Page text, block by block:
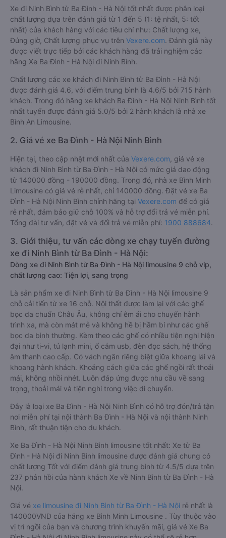
Xe đi Ninh Bình từ Ba Đình - Hà Nội tốt nhất được phân loại
chất lượng dựa trên đánh giá từ 1 đến 5 (1: tệ nhất, 5: tốt
nhất) của khách hàng với các tiêu chí như: Chất lượng xe,
Đúng giờ, Chất lượng phục vụ trên Vexere.com. Đánh giá này
được viết trực tiếp bởi các khách hàng đã trải nghiệm các
hãng Xe Ba Đình - Hà Nội đi Ninh Bình.
Chất lượng các xe khách đi Ninh Bình từ Ba Đình - Hà Nội
được đánh giá 4.6, với điểm trung bình là 4.6/5 bởi 715 hành
khách. Trong đó hãng xe khách Ba Đình - Hà Nội Ninh Bình tốt
nhất tuyến được đánh giá 5.0/5 bởi 2 hành khách là nhà xe
Bình An Limousine.
2. Giá vé xe Ba Đình - Hà Nội Ninh Bình
Hiện tại, theo cập nhật mới nhất của Vexere.com , giá vé xe
khách đi Ninh Bình từ Ba Đình - Hà Nội có mức giá dao động
từ 140000 đồng - 190000 đồng. Trong đó, nhà xe Bình Minh
Limousine có giá vé rẻ nhất, chỉ 140000 đồng. Đặt vé xe Ba
Đình - Hà Nội Ninh Bình chính hãng tại Vexere.com để có giá
rẻ nhất, đảm bảo giữ chỗ 100% và hỗ trợ đổi trả vé miễn phí.
Tổng đài tư vấn, đặt vé và đổi trả vé miễn phí: 1900 888684.
3. Giới thiệu, tư vấn các dòng xe chạy tuyến đường
xe đi Ninh Bình từ Ba Đình - Hà Nội:
Dòng xe đi Ninh Bình từ Ba Đình - Hà Nội limousine 9 chỗ vip,
chất lượng cao: Tiện lợi, sang trọng
Là sản phẩm xe đi Ninh Bình từ Ba Đình - Hà Nội limousine 9
chỗ cải tiến từ xe 16 chỗ. Nội thất được làm lại với các ghế
bọc da chuẩn Châu Âu, không chỉ êm ái cho chuyến hành
trình xa, mà còn mát mẻ và không hề bị hầm bí như các ghế
bọc da bình thường. Kèm theo các ghế có nhiều tiện nghi hiện
đại như ti-vi, tủ lạnh mini, ổ cắm usb, đèn đọc sách, hệ thống
âm thanh cao cấp. Có vách ngăn riêng biệt giữa khoang lái và
khoang hành khách. Khoảng cách giữa các ghế ngồi rất thoải
mái, không nhồi nhét. Luôn đáp ứng được nhu cầu về sang
trọng, thoải mái và tiện nghi trong việc di chuyển.
Đây là loại xe Ba Đình - Hà Nội Ninh Bình có hỗ trợ đón/trả tận
nơi miễn phí tại nội thành Ba Đình - Hà Nội và nội thành Ninh
Bình, rất thuận tiện cho du khách.
Xe Ba Đình - Hà Nội Ninh Bình limousine tốt nhất: Xe từ Ba
Đình - Hà Nội đi Ninh Bình limousine được đánh giá chung có
chất lượng Tốt với điểm đánh giá trung bình từ 4.5/5 dựa trên
237 phản hồi của hành khách Xe về Ninh Bình từ Ba Đình - Hà
Nội.
Giá vé xe limousine đi Ninh Bình từ Ba Đình - Hà Nội rẻ nhất là
140000VND của hãng xe Bình Minh Limousine . Tùy thuộc vào
vị trí ngồi của bạn và chương trình khuyến mãi, giá vé Xe Ba